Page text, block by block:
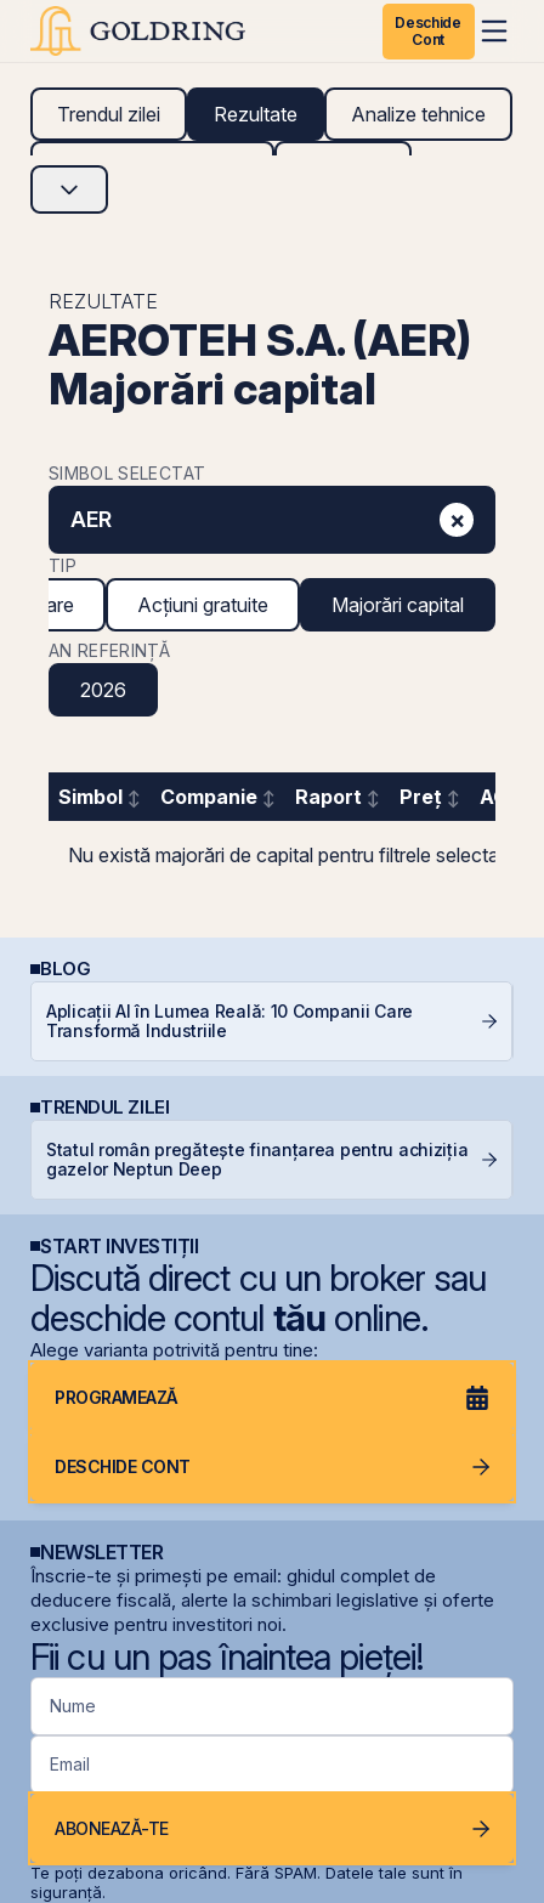
Deschide
Cont
Trendul zilei Rezultate Analize tehnice
Analize fundamentale
REZULTATE
AEROTEH S.A. (AER)
Majorări capital
SIMBOL SELECTAT
AER ×
TIP
Acțiuni gratuite Majorări capital
AN REFERINȚĂ
2026
Simbol Companie Raport Preț AGA
Nu există majorări de capital pentru filtrele selectate.
BLOG
Aplicații AI în Lumea Reală: 10 Companii Care
Transformă Industriile
TRENDUL ZILEI
Statul român pregătește finanțarea pentru achiziția
gazelor Neptun Deep
START INVESTIȚII
Discută direct cu un broker sau
deschide contul tăuonline.
Alege varianta potrivită pentru tine:
PROGRAMEAZĂ
DESCHIDE CONT
NEWSLETTER
Înscrie-te și primești pe email: ghidul complet de
deducere fiscală, alerte la schimbari legislative și oferte
exclusive pentru investitori noi.
Fii cu un pas înaintea pieței!
Nume
Email
ABONEAZĂ-TE
Te poți dezabona oricând. Fără SPAM. Datele tale sunt în
siguranță.